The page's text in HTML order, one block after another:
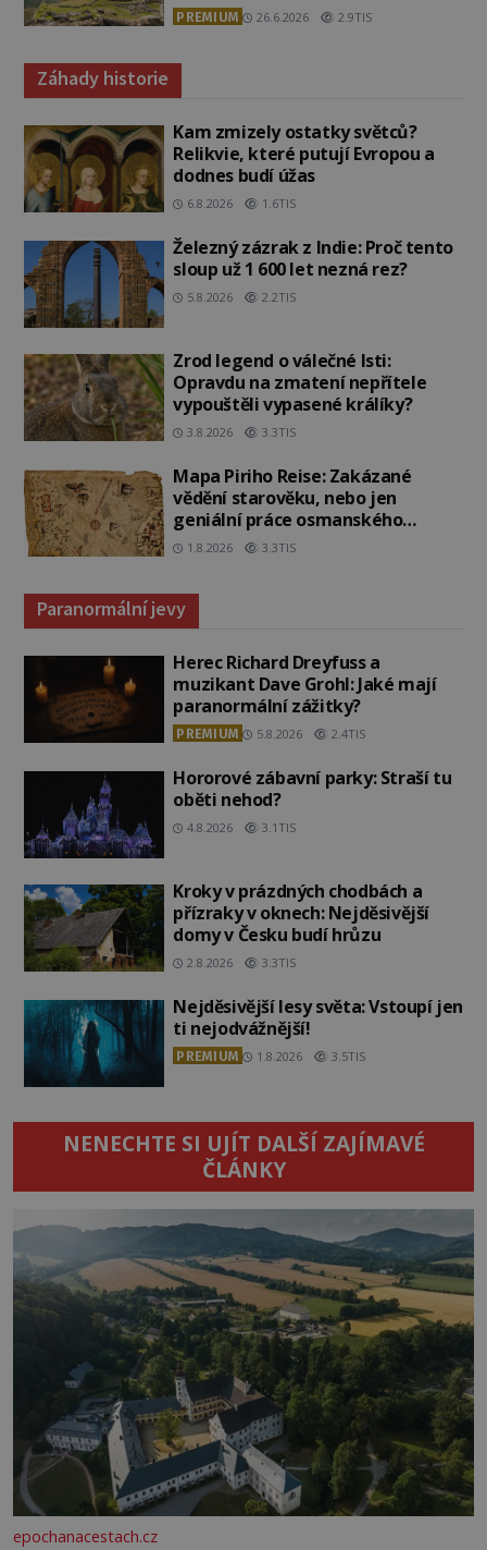
PREMIUM 26.6.2026 2.9TIS
Záhady historie
Kam zmizely ostatky světců?
Relikvie, které putují Evropou a
dodnes budí úžas
6.8.2026 1.6TIS
Železný zázrak z Indie: Proč tento
sloup už 1 600 let nezná rez?
5.8.2026 2.2TIS
Zrod legend o válečné lsti:
Opravdu na zmatení nepřítele
vypouštěli vypasené králíky?
3.8.2026 3.3TIS
Mapa Piriho Reise: Zakázané
vědění starověku, nebo jen
geniální práce osmanského
admirála?
1.8.2026 3.3TIS
Paranormální jevy
Herec Richard Dreyfuss a
muzikant Dave Grohl: Jaké mají
paranormální zážitky?
PREMIUM 5.8.2026 2.4TIS
Hororové zábavní parky: Straší tu
oběti nehod?
4.8.2026 3.1TIS
Kroky v prázdných chodbách a
přízraky v oknech: Nejděsivější
domy v Česku budí hrůzu
2.8.2026 3.3TIS
Nejděsivější lesy světa: Vstoupí jen
ti nejodvážnější!
PREMIUM 1.8.2026 3.5TIS
NENECHTE SI UJÍT DALŠÍ ZAJÍMAVÉ
ČLÁNKY
epochanacestach.cz